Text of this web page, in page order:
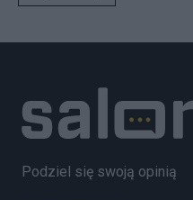
Podziel się swoją opinią